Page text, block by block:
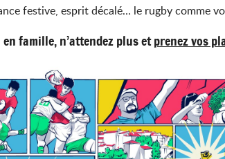
festive, esprit décalé… le rugby comme
famille, n’attendez plus etprenez vos